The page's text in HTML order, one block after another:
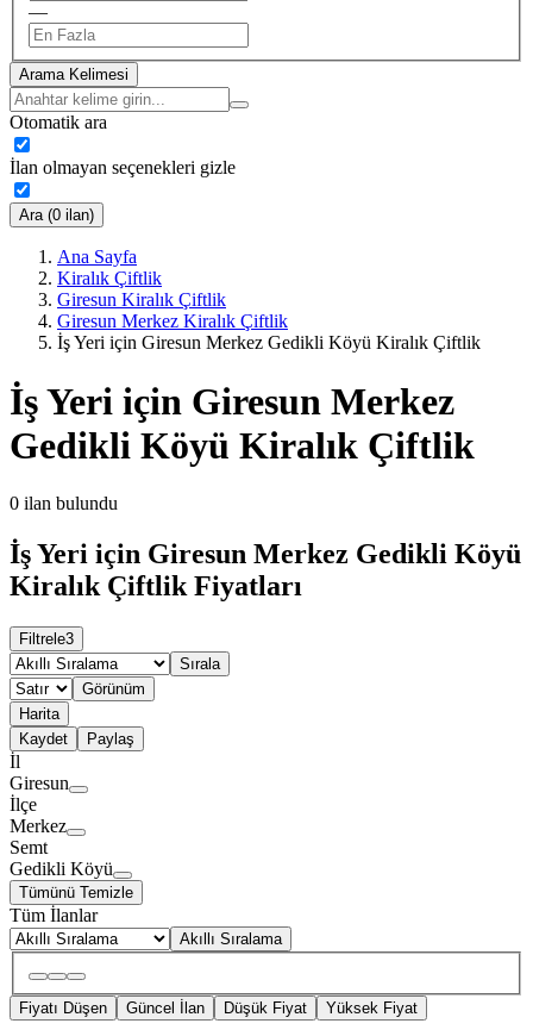
—
Arama Kelimesi
Otomatik ara
İlan olmayan seçenekleri gizle
Ara (0 ilan)
Ana Sayfa
Kiralık Çiftlik
Giresun Kiralık Çiftlik
Giresun Merkez Kiralık Çiftlik
İş Yeri için Giresun Merkez Gedikli Köyü Kiralık Çiftlik
İş Yeri için Giresun Merkez
Gedikli Köyü Kiralık Çiftlik
0 ilan bulundu
İş Yeri için Giresun Merkez Gedikli Köyü
Kiralık Çiftlik Fiyatları
Filtrele3
Sırala
Görünüm
Harita
Kaydet
Paylaş
İl
Giresun
İlçe
Merkez
Semt
Gedikli Köyü
Tümünü Temizle
Tüm İlanlar
Akıllı Sıralama
Fiyatı Düşen Güncel İlan Düşük Fiyat Yüksek Fiyat